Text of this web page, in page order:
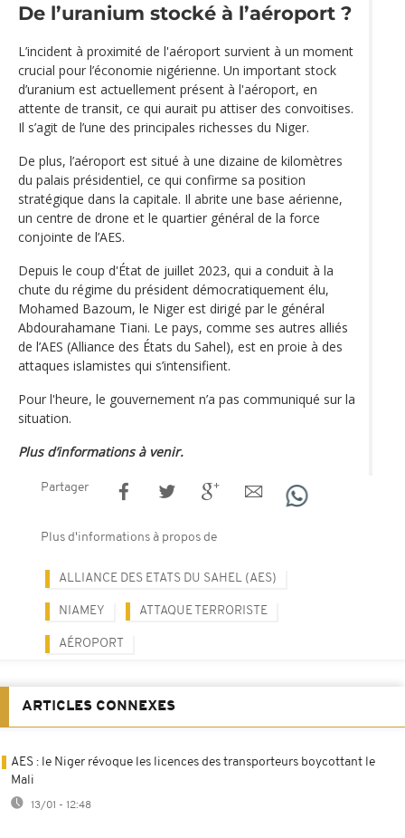
De l’uranium stocké à l’aéroport ?
L’incident à proximité de l'aéroport survient à un moment
crucial pour l’économie nigérienne. Un important stock
d’uranium est actuellement présent à l'aéroport, en
attente de transit, ce qui aurait pu attiser des convoitises.
Il s’agit de l’une des principales richesses du Niger.
De plus, l’aéroport est situé à une dizaine de kilomètres
du palais présidentiel, ce qui confirme sa position
stratégique dans la capitale. Il abrite une base aérienne,
un centre de drone et le quartier général de la force
conjointe de l’AES.
Depuis le coup d'État de juillet 2023, qui a conduit à la
chute du régime du président démocratiquement élu,
Mohamed Bazoum, le Niger est dirigé par le général
Abdourahamane Tiani. Le pays, comme ses autres alliés
de l’AES (Alliance des États du Sahel), est en proie à des
attaques islamistes qui s’intensifient.
Pour l'heure, le gouvernement n’a pas communiqué sur la
situation.
Plus d’informations à venir.
Partager
Plus d'informations à propos de
ALLIANCE DES ETATS DU SAHEL (AES)
NIAMEY ATTAQUE TERRORISTE
AÉROPORT
ARTICLES CONNEXES
AES : le Niger révoque les licences des transporteurs boycottant le
Mali
13/01 - 12:48